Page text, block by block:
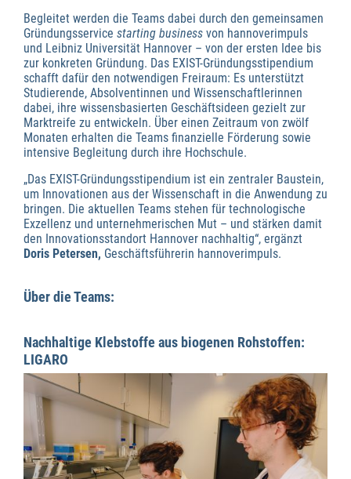
Begleitet werden die Teams dabei durch den gemeinsamen
Gründungsservice starting business von hannoverimpuls
und Leibniz Universität Hannover – von der ersten Idee bis
zur konkreten Gründung. Das EXIST-Gründungsstipendium
schafft dafür den notwendigen Freiraum: Es unterstützt
Studierende, Absolventinnen und Wissenschaftlerinnen
dabei, ihre wissensbasierten Geschäftsideen gezielt zur
Marktreife zu entwickeln. Über einen Zeitraum von zwölf
Monaten erhalten die Teams finanzielle Förderung sowie
intensive Begleitung durch ihre Hochschule.
„Das EXIST-Gründungsstipendium ist ein zentraler Baustein,
um Innovationen aus der Wissenschaft in die Anwendung zu
bringen. Die aktuellen Teams stehen für technologische
Exzellenz und unternehmerischen Mut – und stärken damit
den Innovationsstandort Hannover nachhaltig“, ergänzt
Doris Petersen, Geschäftsführerin hannoverimpuls.
Über die Teams:
Nachhaltige Klebstoffe aus biogenen Rohstoffen:
LIGARO